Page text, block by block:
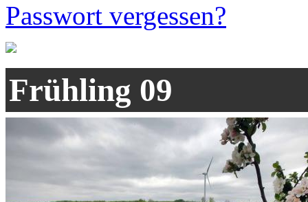
Passwort vergessen?
Frühling 09